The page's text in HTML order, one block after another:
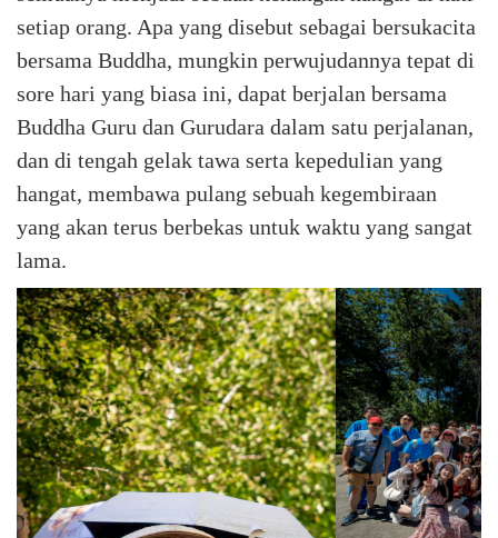
setiap orang. Apa yang disebut sebagai bersukacita
bersama Buddha, mungkin perwujudannya tepat di
sore hari yang biasa ini, dapat berjalan bersama
Buddha Guru dan Gurudara dalam satu perjalanan,
dan di tengah gelak tawa serta kepedulian yang
hangat, membawa pulang sebuah kegembiraan
yang akan terus berbekas untuk waktu yang sangat
lama.